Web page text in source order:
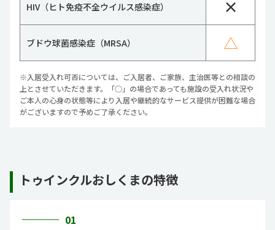
HIV（ヒト免疫不全ウイルス感染症） ×
ブドウ球菌感染症（MRSA） △
※入居受入れ可否については、ご入居者、ご家族、主治医等との相談の
上とさせていただきます。「○」の場合であっても施設の受入れ状況や
ご本人の心身の状態等により入居や継続的なサービス提供が困難な場合
がございますので予めご了承ください。
トゥインクルおしくまの特徴
01